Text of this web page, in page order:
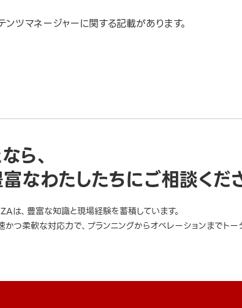
ツマネージャーに関する記載があります。
ら、
なわたしたちにご相談くだ
は、豊富な知識と現場経験を蓄積しています。
つ柔軟な対応力で、プランニングからオペレーションまでトー